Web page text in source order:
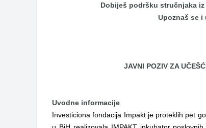
Dobiješ podršku stručnjaka
Upoznaš se i
JAVNI POZIV ZA
Uvodne informacije
Investiciona fondacija Impakt je proteklih pet